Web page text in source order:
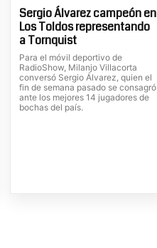
Sergio Álvarez campeón en
Los Toldos representando
a Tornquist
Para el móvil deportivo de
RadioShow, Milanjo Villacorta
conversó Sergio Álvarez, quien el
fin de semana pasado se consagró
ante los mejores 14 jugadores de
bochas del país.